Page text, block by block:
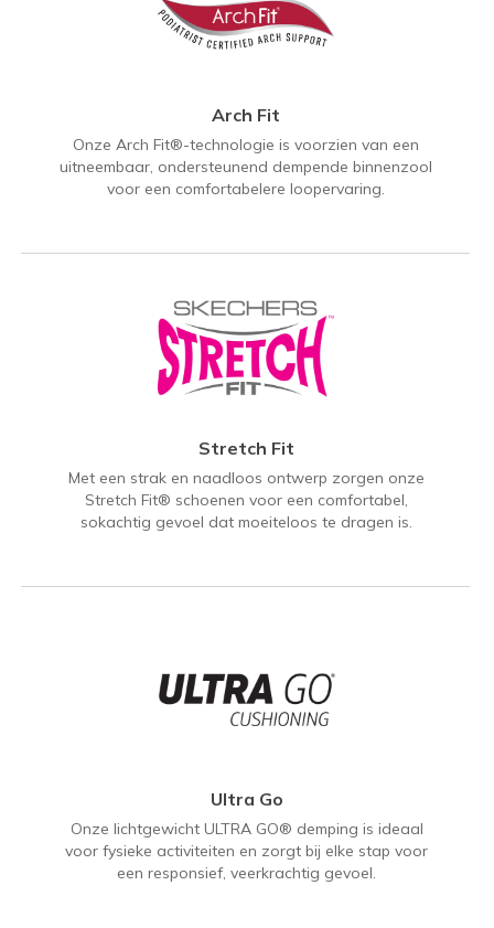
Arch Fit
Onze Arch Fit®-technologie is voorzien van een
uitneembaar, ondersteunend dempende binnenzool
voor een comfortabelere loopervaring.
Stretch Fit
Met een strak en naadloos ontwerp zorgen onze
Stretch Fit® schoenen voor een comfortabel,
sokachtig gevoel dat moeiteloos te dragen is.
Ultra Go
Onze lichtgewicht ULTRA GO® demping is ideaal
voor fysieke activiteiten en zorgt bij elke stap voor
een responsief, veerkrachtig gevoel.